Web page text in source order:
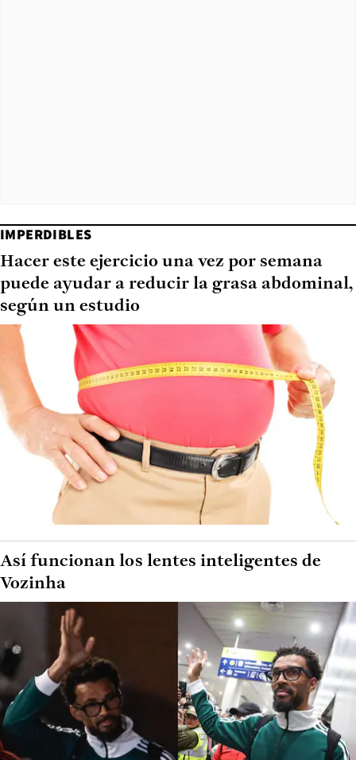
IMPERDIBLES
Hacer este ejercicio una vez por semana
puede ayudar a reducir la grasa abdominal,
según un estudio
Así funcionan los lentes inteligentes de
Vozinha